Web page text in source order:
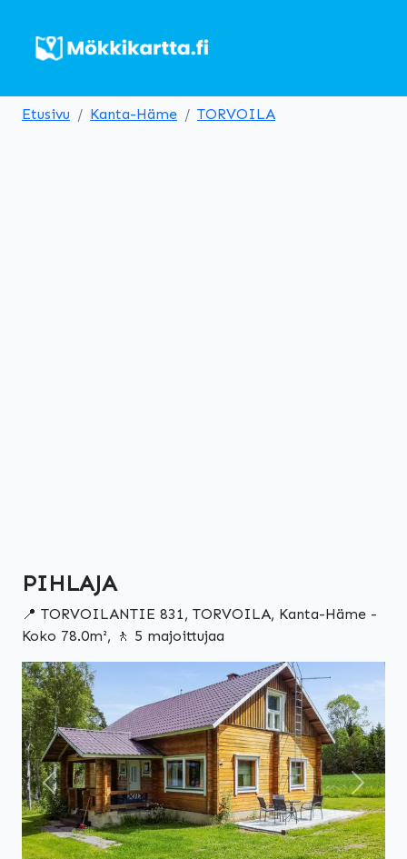
Etusivu Kanta-Häme TORVOILA
PIHLAJA
📍 TORVOILANTIE 831, TORVOILA, Kanta-Häme -
Koko 78.0m², 🚶 5 majoittujaa
Edellinen